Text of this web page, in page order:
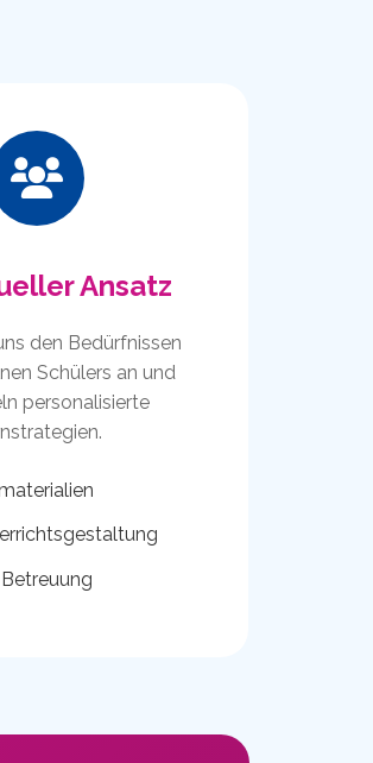
Ansatz
den Bedürfnissen
Schülers an und
personalisierte